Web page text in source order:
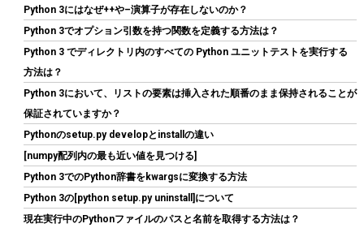
ーブル付属 CP-9020296-JP
(54473) GBP 71.34 (2026-08-07 04:03 GMT +09:00 時点 -詳細はこ
Python 3にはなぜ++や–演算子が存在しないのか？
Python 3でオプション引数を持つ関数を定義する方法は？
Python 3 でディレクトリ内のすべての Python ユニットテストを実行する
方法は？
Python 3において、リストの要素は挿入された順番のまま保持されることが
保証されていますか？
Pythonのsetup.py developとinstallの違い
[numpy配列内の最も近い値を見つける]
Python 3でのPython辞書をkwargsに変換する方法
Python 3の[python setup.py uninstall]について
現在実行中のPythonファイルのパスと名前を取得する方法は？